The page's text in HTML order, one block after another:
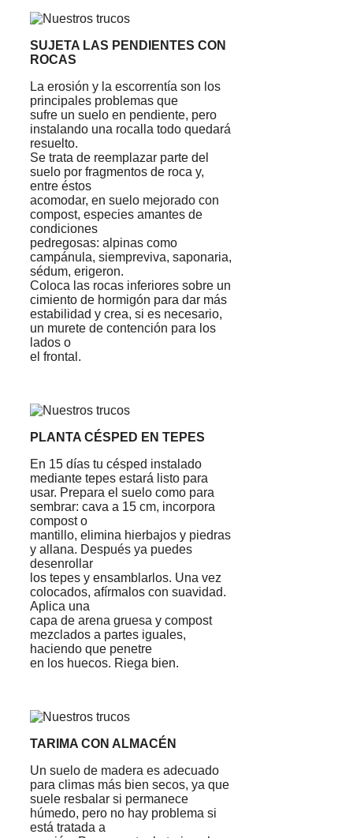
SUJETA LAS PENDIENTES CON
ROCAS
La erosión y la escorrentía son los
principales problemas que
sufre un suelo en pendiente, pero
instalando una rocalla todo quedará
resuelto.
Se trata de reemplazar parte del
suelo por fragmentos de roca y,
entre éstos
acomodar, en suelo mejorado con
compost, especies amantes de
condiciones
pedregosas: alpinas como
campánula, siempreviva, saponaria,
sédum, erigeron.
Coloca las rocas inferiores sobre un
cimiento de hormigón para dar más
estabilidad y crea, si es necesario,
un murete de contención para los
lados o
el frontal.
PLANTA CÉSPED EN TEPES
En 15 días tu césped instalado
mediante tepes estará listo para
usar. Prepara el suelo como para
sembrar: cava a 15 cm, incorpora
compost o
mantillo, elimina hierbajos y piedras
y allana. Después ya puedes
desenrollar
los tepes y ensamblarlos. Una vez
colocados, afírmalos con suavidad.
Aplica una
capa de arena gruesa y compost
mezclados a partes iguales,
haciendo que penetre
en los huecos. Riega bien.
TARIMA CON ALMACÉN
Un suelo de madera es adecuado
para climas más bien secos, ya que
suele resbalar si permanece
húmedo, pero no hay problema si
está tratada a